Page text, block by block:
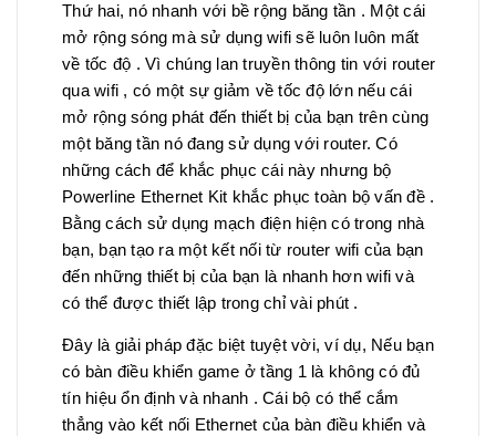
Thứ hai, nó nhanh với bề rộng băng tần . Một cái
mở rộng sóng mà sử dụng wifi sẽ luôn luôn mất
về tốc độ . Vì chúng lan truyền thông tin với router
qua wifi , có một sự giảm về tốc độ lớn nếu cái
mở rộng sóng phát đến thiết bị của bạn trên cùng
một băng tần nó đang sử dụng với router. Có
những cách để khắc phục cái này nhưng bộ
Powerline Ethernet Kit khắc phục toàn bộ vấn đề .
Bằng cách sử dụng mạch điện hiện có trong nhà
bạn, bạn tạo ra một kết nối từ router wifi của bạn
đến những thiết bị của bạn là nhanh hơn wifi và
có thể được thiết lập trong chỉ vài phút .
Đây là giải pháp đặc biệt tuyệt vời, ví dụ, Nếu bạn
có bàn điều khiển game ở tầng 1 là không có đủ
tín hiệu ổn định và nhanh . Cái bộ có thể cắm
thẳng vào kết nối Ethernet của bàn điều khiển và